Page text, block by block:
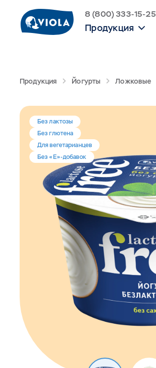
8 (800) 333-15-25
Продукция
Продукция Йогурты Ложковые
Без лактозы
Без глютена
Для вегетарианцев
Без «Е»-добавок